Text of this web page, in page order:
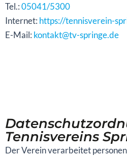
Tel.:05041/5300
Internet: https://tennisverein-
E-Mail: kontakt@tv-springe.de
Tennisvereins
Der Verein verarbeitet